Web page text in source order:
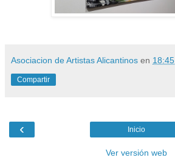
Asociacion de Artistas Alicantinos en 18:45
Compartir
‹ Inicio
Ver versión web